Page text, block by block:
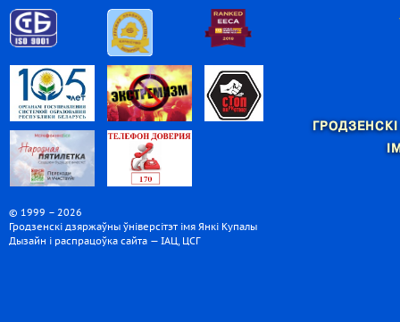
© 1999 – 2026
Гродзенскі дзяржаўны ўніверсітэт імя Янкі Купалы
Дызайн і распрацоўка сайта — ІАЦ, ЦСГ